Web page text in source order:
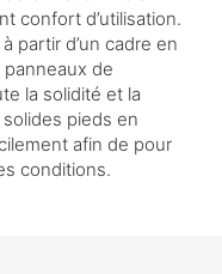
confort d’utilisation.
partir d’un cadre en
de
la solidité et la
pieds en
afin de pour
conditions.